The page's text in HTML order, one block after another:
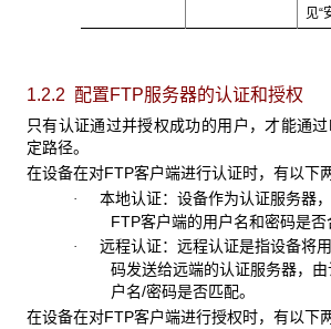
见“
1.2.2 配置FTP服务器的认证和授权
只有认证通过并授权成功的用户，才能通
定路径。
在设备在对FTP客户端进行认证时，有以下
· 本地认证：设备作为认证服务器
FTP客户端的用户名和密码是否
· 远程认证：远程认证是指设备将
码发送给远端的认证服务器，
户名/密码是否匹配。
在设备在对FTP客户端进行授权时，有以下